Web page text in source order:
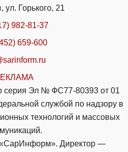
ул. Горького, 21
982-81-37
659-600
серия Эл № ФС77-80393 от 01
службой по надзору в
технологий и массовых
Директор —